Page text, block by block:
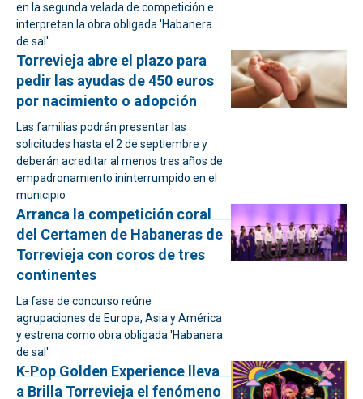
en la segunda velada de competición e
interpretan la obra obligada 'Habanera
de sal'
Torrevieja abre el plazo para
pedir las ayudas de 450 euros
por nacimiento o adopción
Las familias podrán presentar las
solicitudes hasta el 2 de septiembre y
deberán acreditar al menos tres años de
empadronamiento ininterrumpido en el
municipio
Arranca la competición coral
del Certamen de Habaneras de
Torrevieja con coros de tres
continentes
La fase de concurso reúne
agrupaciones de Europa, Asia y América
y estrena como obra obligada 'Habanera
de sal'
K-Pop Golden Experience lleva
a Brilla Torrevieja el fenómeno